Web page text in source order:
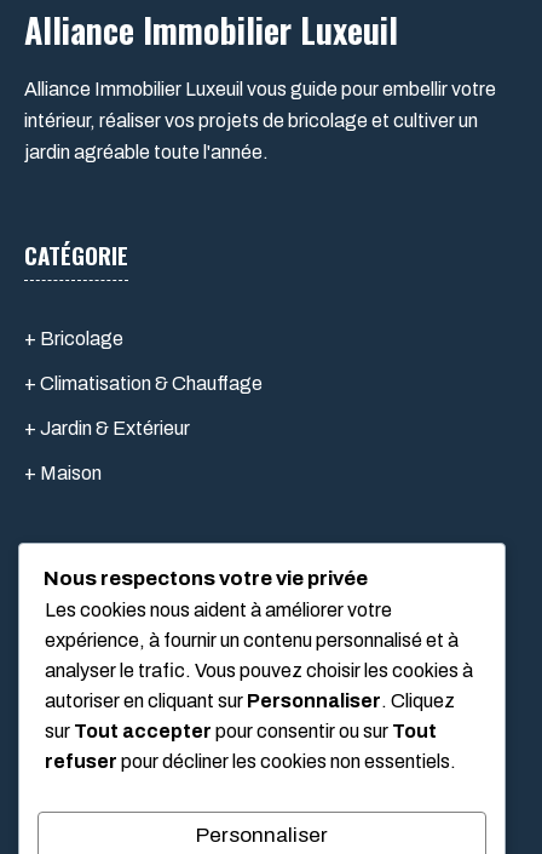
Alliance Immobilier Luxeuil
Alliance Immobilier Luxeuil vous guide pour embellir votre
intérieur, réaliser vos projets de bricolage et cultiver un
jardin agréable toute l'année.
CATÉGORIE
+ Bricolage
+ Climatisation & Chauffage
+ Jardin & Extérieur
+ Maison
LIEN UTILES
Mentions légales
Politique de confidentialité
Nous respectons votre vie privée
Les cookies nous aident à améliorer votre
expérience, à fournir un contenu personnalisé et à
analyser le trafic. Vous pouvez choisir les cookies à
autoriser en cliquant sur Personnaliser. Cliquez
sur Tout accepter pour consentir ou sur Tout
refuser pour décliner les cookies non essentiels.
Personnaliser